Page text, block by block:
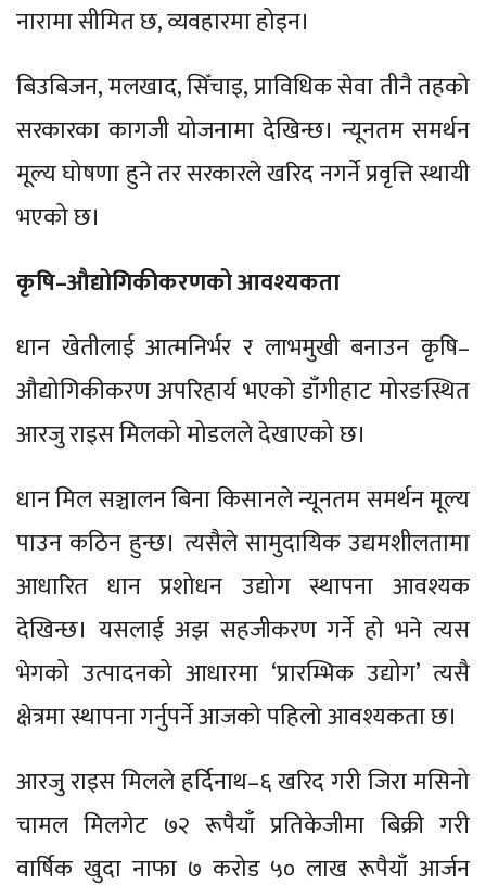
नारामा सीमित छ, व्यवहारमा होइन।
बिउबिजन, मलखाद, सिँचाइ, प्राविधिक सेवा तीनै तहको
सरकारका कागजी योजनामा देखिन्छ। न्यूनतम समर्थन
मूल्य घोषणा हुने तर सरकारले खरिद नगर्ने प्रवृत्ति स्थायी
भएको छ।
कृषि–औद्योगिकीकरणको आवश्यकता
धान खेतीलाई आत्मनिर्भर र लाभमुखी बनाउन कृषि–
औद्योगिकीकरण अपरिहार्य भएको डाँगीहाट मोरङस्थित
आरजु राइस मिलको मोडलले देखाएको छ।
धान मिल सञ्चालन बिना किसानले न्यूनतम समर्थन मूल्य
पाउन कठिन हुन्छ। त्यसैले सामुदायिक उद्यमशीलतामा
आधारित धान प्रशोधन उद्योग स्थापना आवश्यक
देखिन्छ। यसलाई अझ सहजीकरण गर्ने हो भने त्यस
भेगको उत्पादनको आधारमा ‘प्रारम्भिक उद्योग’ त्यसै
क्षेत्रमा स्थापना गर्नुपर्ने आजको पहिलो आवश्यकता छ।
आरजु राइस मिलले हर्दिनाथ–६ खरिद गरी जिरा मसिनो
चामल मिलगेट ७२ रूपैयाँ प्रतिकेजीमा बिक्री गरी
वार्षिक खुदा नाफा ७ करोड ५० लाख रूपैयाँ आर्जन